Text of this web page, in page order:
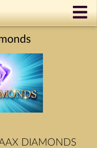
DIAMONDS